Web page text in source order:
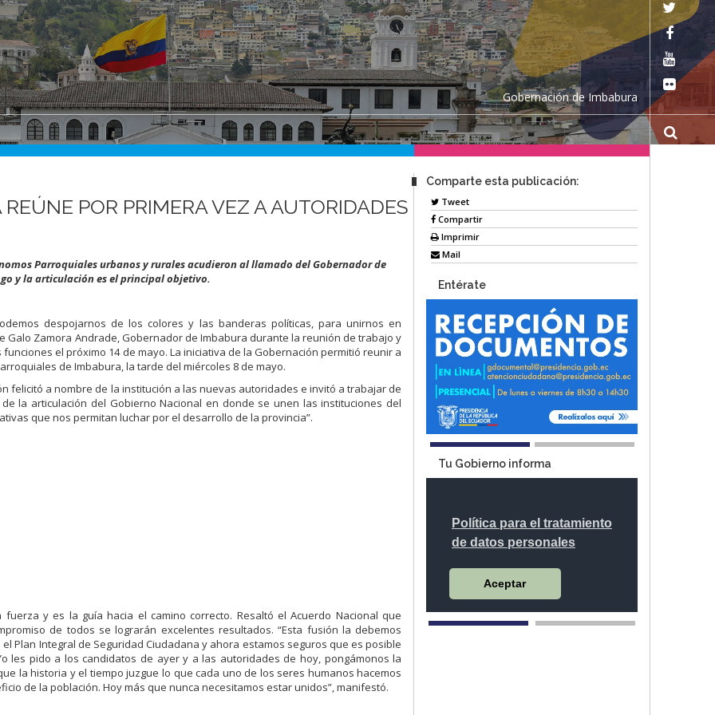
Gobernación de Imbabura
POR PRIMERA VEZ A AUTORIDADES
Parroquiales urbanos y rurales acudieron al llamado del Gobernador de
y la articulación es el principal objetivo.
despojarnos de los colores y las banderas políticas, para unirnos en
Galo Zamora Andrade, Gobernador de Imbabura durante la reunión de trabajo y
el próximo 14 de mayo. La iniciativa de la Gobernación permitió reunir a
de Imbabura, la tarde del miércoles 8 de mayo.
felicitó a nombre de la institución a las nuevas autoridades e invitó a trabajar de
la articulación del Gobierno Nacional en donde se unen las instituciones del
que nos permitan luchar por el desarrollo de la provincia”.
y es la guía hacia el camino correcto. Resaltó el Acuerdo Nacional que
de todos se lograrán excelentes resultados. “Esta fusión la debemos
Plan Integral de Seguridad Ciudadana y ahora estamos seguros que es posible
les pido a los candidatos de ayer y a las autoridades de hoy, pongámonos la
la historia y el tiempo juzgue lo que cada uno de los seres humanos hacemos
de la población. Hoy más que nunca necesitamos estar unidos”, manifestó.
Comparte esta publicación:
Tweet
Compartir
Imprimir
Mail
Entérate
Tu Gobierno informa